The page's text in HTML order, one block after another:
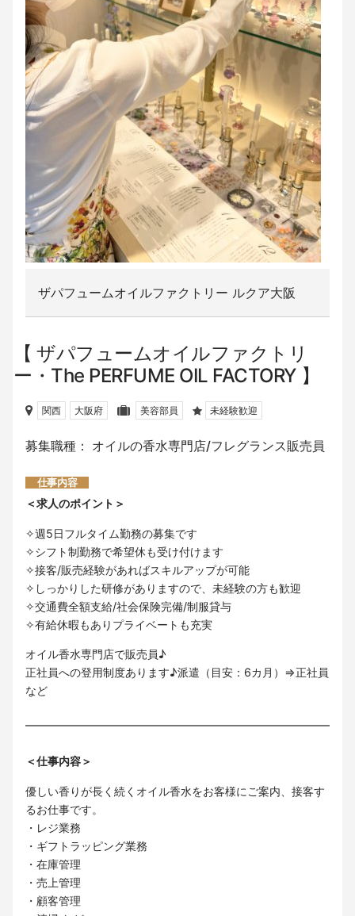
ザパフュームオイルファクトリー ルクア大阪
ザパフュームオイルファクトリ
ー・The PERFUME OIL FACTORY
関西 大阪府 美容部員 未経験歓迎
募集職種： オイルの香水専門店/フレグランス販売員
仕事内容
＜求人のポイント＞
✧週5日フルタイム勤務の募集です
✧シフト制勤務で希望休も受け付けます
✧接客/販売経験があればスキルアップが可能
✧しっかりした研修がありますので、未経験の方も歓迎
✧交通費全額支給/社会保険完備/制服貸与
✧有給休暇もありプライベートも充実
オイル香水専門店で販売員♪
正社員への登用制度あります♪派遣（目安：6カ月）⇒正社員
など
＜仕事内容＞
優しい香りが長く続くオイル香水をお客様にご案内、接客す
るお仕事です。
・レジ業務
・ギフトラッピング業務
・在庫管理
・売上管理
・顧客管理